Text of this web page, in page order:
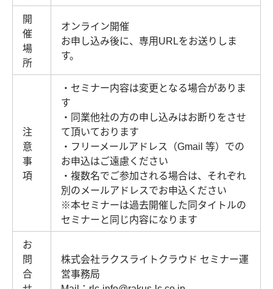
開
催
場
所
オンライン開催
お申し込み後に、専用URLをお送りしま
す。
注
意
事
項
・セミナー内容は変更となる場合がありま
す
・同業他社の方の申し込みはお断りをさせ
て頂いております
・フリーメールアドレス（Gmail 等）での
お申込はご遠慮ください
・複数名でご参加される場合は、それぞれ
別のメールアドレスでお申込ください
※本セミナーは過去開催した同タイトルの
セミナーと同じ内容になります
お
問
合
株式会社ラクスライトクラウド セミナー運
営事務局